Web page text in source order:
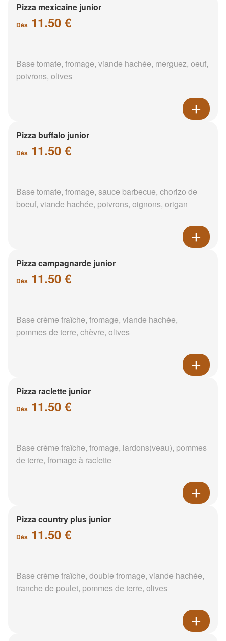
Pizza mexicaine junior
Dès 11.50 €
Base tomate, fromage, viande hachée, merguez, oeuf,
poivrons, olives
Pizza buffalo junior
Dès 11.50 €
Base tomate, fromage, sauce barbecue, chorizo de
boeuf, viande hachée, poivrons, oignons, origan
Pizza campagnarde junior
Dès 11.50 €
Base crème fraîche, fromage, viande hachée,
pommes de terre, chèvre, olives
Pizza raclette junior
Dès 11.50 €
Base crème fraîche, fromage, lardons(veau), pommes
de terre, fromage à raclette
Pizza country plus junior
Dès 11.50 €
Base crème fraîche, double fromage, viande hachée,
tranche de poulet, pommes de terre, olives